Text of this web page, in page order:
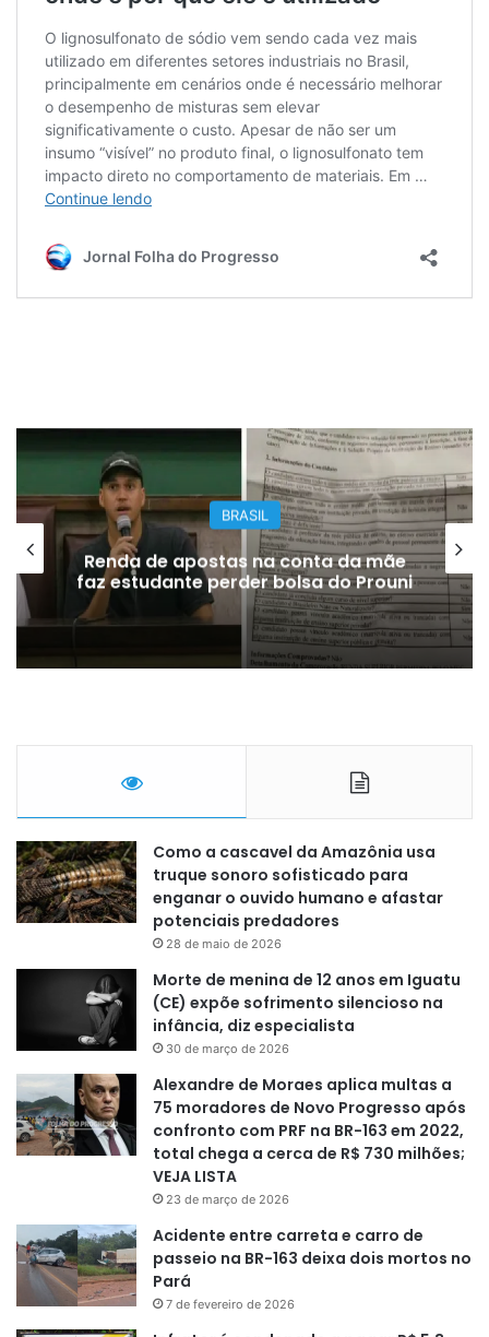
BRASIL
Renda de apostas na conta da mãe
faz estudante perder bolsa do Prouni
Como a cascavel da Amazônia usa
truque sonoro sofisticado para
enganar o ouvido humano e afastar
potenciais predadores
28 de maio de 2026
Morte de menina de 12 anos em Iguatu
(CE) expõe sofrimento silencioso na
infância, diz especialista
30 de março de 2026
Alexandre de Moraes aplica multas a
75 moradores de Novo Progresso após
confronto com PRF na BR-163 em 2022,
total chega a cerca de R$ 730 milhões;
VEJA LISTA
23 de março de 2026
Acidente entre carreta e carro de
passeio na BR-163 deixa dois mortos no
Pará
7 de fevereiro de 2026